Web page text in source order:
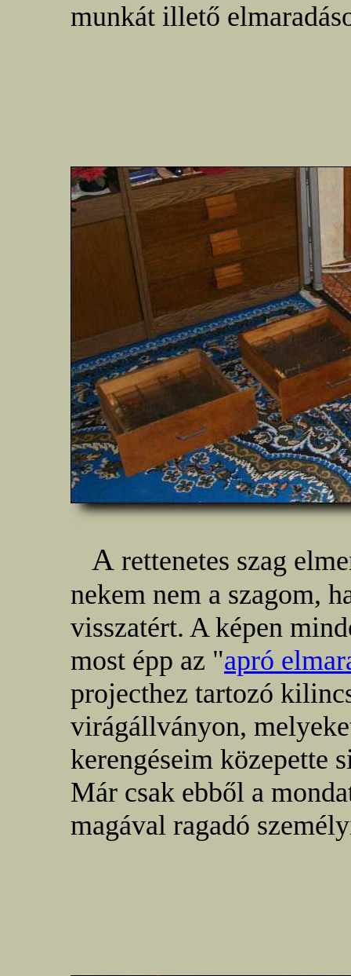
munkát illető
A rettenetes szag
nekem nem a szagom,
visszatért. A képen
most épp az "apró
projecthez tartozó
virágállványon,
kerengéseim közepette
Már csak ebből a
magával ragadó